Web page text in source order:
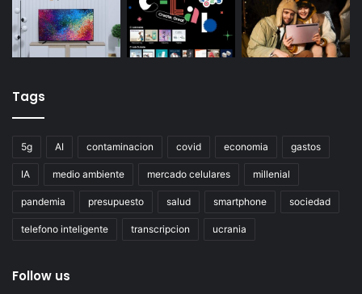
Tags
5g AI contaminacion covid economia gastos
IA medio ambiente mercado celulares millenial
pandemia presupuesto salud smartphone sociedad
telefono inteligente transcripcion ucrania
Follow us